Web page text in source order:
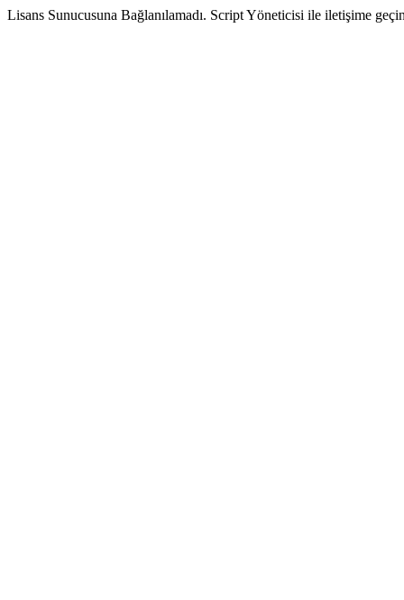
Lisans Sunucusuna Bağlanılamadı. Script Yöneticisi ile iletişime